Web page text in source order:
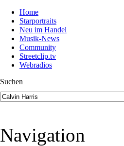
Home
Starportraits
Neu im Handel
Musik-News
Community
Streetclip.tv
Webradios
Suchen
Navigation